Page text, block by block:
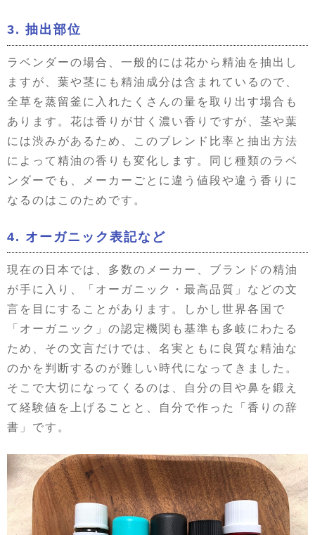
3. 抽出部位
ラベンダーの場合、一般的には花から精油を抽出し
ますが、葉や茎にも精油成分は含まれているので、
全草を蒸留釜に入れたくさんの量を取り出す場合も
あります。花は香りが甘く濃い香りですが、茎や葉
には渋みがあるため、このブレンド比率と抽出方法
によって精油の香りも変化します。同じ種類のラベ
ンダーでも、メーカーごとに違う値段や違う香りに
なるのはこのためです。
4. オーガニック表記など
現在の日本では、多数のメーカー、ブランドの精油
が手に入り、「オーガニック・最高品質」などの文
言を目にすることがあります。しかし世界各国で
「オーガニック」の認定機関も基準も多岐にわたる
ため、その文言だけでは、名実ともに良質な精油な
のかを判断するのが難しい時代になってきました。
そこで大切になってくるのは、自分の目や鼻を鍛え
て経験値を上げることと、自分で作った「香りの辞
書」です。